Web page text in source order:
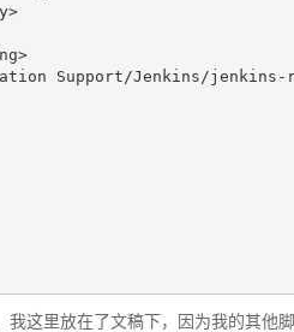
Support/Jenkins/jenkins-
这里放在了文稿下，因为我的其他